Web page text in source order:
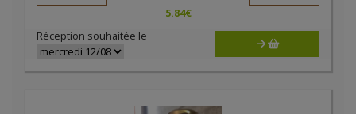
5.84€
Réception souhaitée le